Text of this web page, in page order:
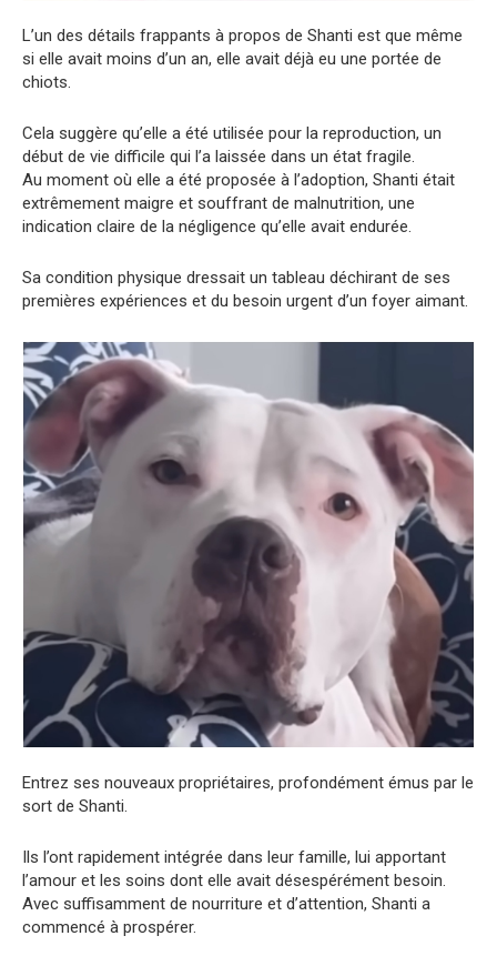
L’un des détails frappants à propos de Shanti est que même
si elle avait moins d’un an, elle avait déjà eu une portée de
chiots.
Cela suggère qu’elle a été utilisée pour la reproduction, un
début de vie difficile qui l’a laissée dans un état fragile.
Au moment où elle a été proposée à l’adoption, Shanti était
extrêmement maigre et souffrant de malnutrition, une
indication claire de la négligence qu’elle avait endurée.
Sa condition physique dressait un tableau déchirant de ses
premières expériences et du besoin urgent d’un foyer aimant.
Entrez ses nouveaux propriétaires, profondément émus par le
sort de Shanti.
Ils l’ont rapidement intégrée dans leur famille, lui apportant
l’amour et les soins dont elle avait désespérément besoin.
Avec suffisamment de nourriture et d’attention, Shanti a
commencé à prospérer.